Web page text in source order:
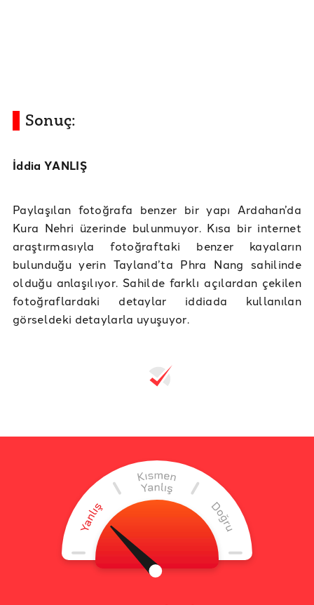
Sonuç:
İddia YANLIŞ
Paylaşılan fotoğrafa benzer bir yapı Ardahan’da
Kura Nehri üzerinde bulunmuyor. Kısa bir internet
araştırmasıyla fotoğraftaki benzer kayaların
bulunduğu yerin Tayland’ta Phra Nang sahilinde
olduğu anlaşılıyor. Sahilde farklı açılardan çekilen
fotoğraflardaki detaylar iddiada kullanılan
görseldeki detaylarla uyuşuyor.